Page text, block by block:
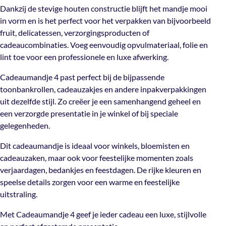
Enkel- of
Dubbelzijdige
opdruk
Dubbelzijdig
folie en lint toe voor een professionele en luxe afwerking.
Cadeaumandje 4 past perfect bij de bijpassende
toonbankrollen, cadeauzakjes en andere
inpakverpakkingen uit dezelfde stijl. Zo creëer je een
winkel of bij speciale gelegenheden.
Dit cadeaumandje is ideaal voor winkels, bloemisten en
cadeauzaken, maar ook voor feestelijke momenten zoals
verjaardagen, bedankjes en feestdagen. De rijke kleuren
uitstraling.
Met Cadeaumandje 4 geef je ieder cadeau een luxe,
stijlvolle en perfect afgestemde presentatie.
Dankzij de stevige houten constructie blijft het mandje mooi
in vorm en is het perfect voor het verpakken van bijvoorbeeld
fruit, delicatessen, verzorgingsproducten of
cadeaucombinaties. Voeg eenvoudig opvulmateriaal, folie en
lint toe voor een professionele en luxe afwerking.
Cadeaumandje 4 past perfect bij de bijpassende
toonbankrollen, cadeauzakjes en andere inpakverpakkingen
uit dezelfde stijl. Zo creëer je een samenhangend geheel en
een verzorgde presentatie in je winkel of bij speciale
gelegenheden.
Dit cadeaumandje is ideaal voor winkels, bloemisten en
cadeauzaken, maar ook voor feestelijke momenten zoals
verjaardagen, bedankjes en feestdagen. De rijke kleuren en
speelse details zorgen voor een warme en feestelijke
uitstraling.
Met Cadeaumandje 4 geef je ieder cadeau een luxe, stijlvolle